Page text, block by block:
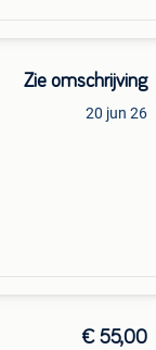
Zie omschrijving
20 jun 26
€ 55,00